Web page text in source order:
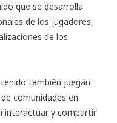
que se desarrolla
de los jugadores,
de los
también juegan
comunidades en
interactuar y compartir